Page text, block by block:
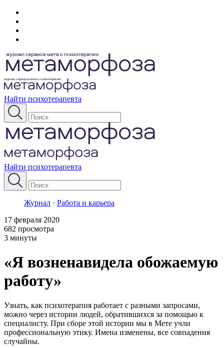
Найти психотерапевта
Найти психотерапевта
Журнал · Работа и карьера
17 февраля 2020
682 просмотра
3 минуты
«Я возненавидела обожаемую
работу»
Узнать, как психотерапия работает с разными запросами,
можно через истории людей, обратившихся за помощью к
специалисту. При сборе этой истории мы в Мете учли
профессиональную этику. Имена изменены, все совпадения
случайны.